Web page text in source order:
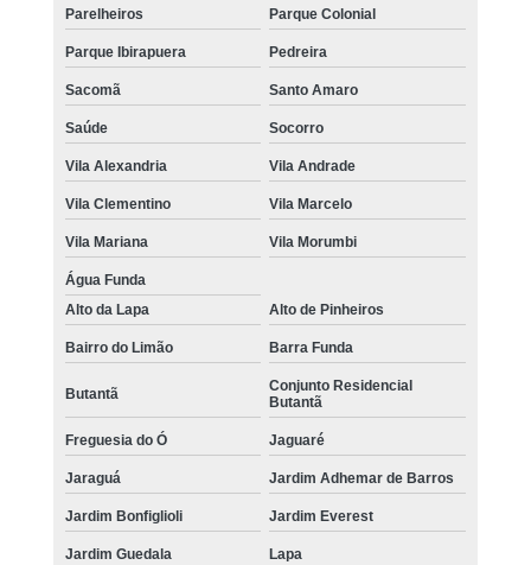
Parelheiros Parque Colonial
Parque Ibirapuera Pedreira
Sacomã Santo Amaro
Saúde Socorro
Vila Alexandria Vila Andrade
Vila Clementino Vila Marcelo
Vila Mariana Vila Morumbi
Água Funda
Alto da Lapa
Alto de Pinheiros
Bairro do Limão Barra Funda
Butantã
Conjunto Residencial
Butantã
Freguesia do Ó Jaguaré
Jaraguá Jardim Adhemar de Barros
Jardim Bonfiglioli Jardim Everest
Jardim Guedala Lapa